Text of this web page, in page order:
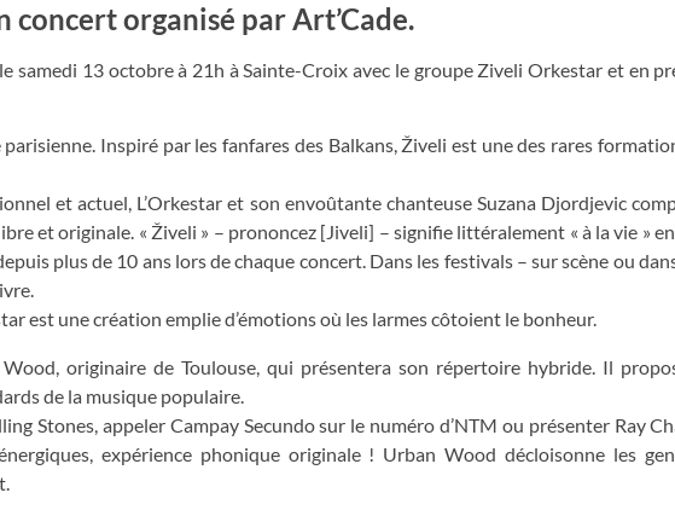
organisé par Art’Cade.
samedi 13 octobre à 21h à Sainte-Croix avec le groupe Ziveli Orkestar et en
Inspiré par les fanfares des Balkans, Živeli est une des rares
et actuel, L’Orkestar et son envoûtante chanteuse Suzana Djordjevic
et originale. « Živeli » – prononcez [Jiveli] – signifie littéralement « à la vie »
plus de 10 ans lors de chaque concert. Dans les festivals – sur scène ou
est une création emplie d’émotions où les larmes côtoient le bonheur.
originaire de Toulouse, qui présentera son répertoire hybride. Il
de la musique populaire.
Stones, appeler Campay Secundo sur le numéro d’NTM ou présenter Ray
expérience phonique originale ! Urban Wood décloisonne les